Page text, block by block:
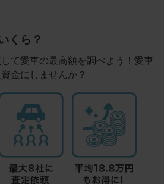
くら？
て愛車の最高額を調べよう！愛車
金にしませんか？